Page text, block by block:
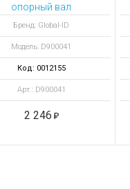
опорный вал
Бренд: Global-ID
Модель: D900041
Код: 0012155
Арт.: D900041
2 246